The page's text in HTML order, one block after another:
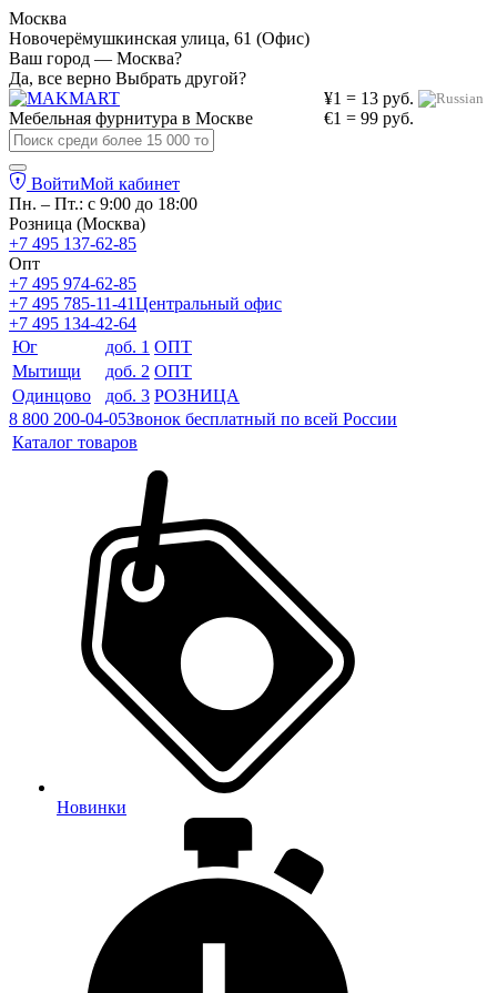
Москва
Новочерёмушкинская улица, 61 (Офис)
Ваш город — Москва?
Да, все верно Выбрать другой?
¥1 = 13 руб.
€1 = 99 руб.
Мебельная фурнитура в Москве
ВойтиМой кабинет
Пн. – Пт.: с 9:00 до 18:00
Розница (Москва)
+7 495 137-62-85
Опт
+7 495 974-62-85
+7 495 785-11-41Центральный офис
+7 495 134-42-64
Юг
доб. 1 ОПТ
Мытищи
доб. 2 ОПТ
Одинцово
доб. 3 РОЗНИЦА
8 800 200-04-05Звонок бесплатный по всей России
Каталог товаров
Новинки